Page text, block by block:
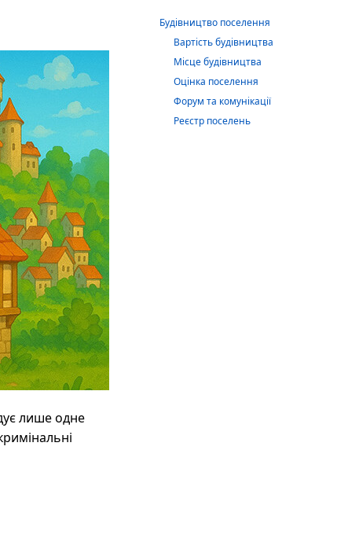
лише одне
Будівництво поселення
Вартість будівництва
Місце будівництва
Оцінка поселення
Форум та комунікації
Реєстр поселень